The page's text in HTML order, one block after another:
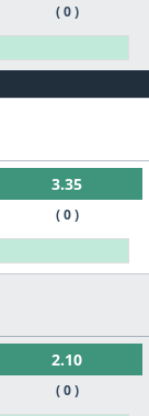
( 0 )
3.35
( 0 )
2.10
( 0 )